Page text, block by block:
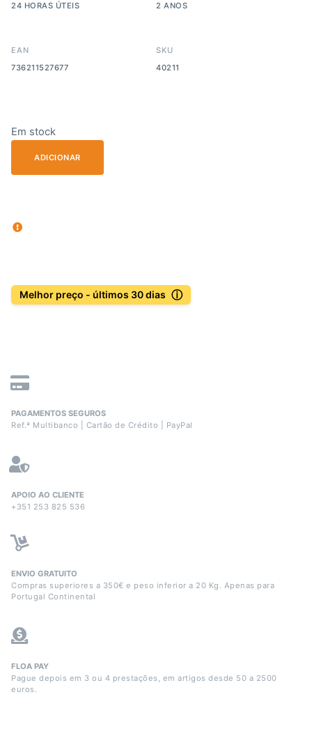
24 HORAS ÚTEIS
2 ANOS
EAN
736211527677
SKU
40211
Em stock
ADICIONAR
Melhor preço - últimos 30 dias ⓘ
PAGAMENTOS SEGUROS
Ref.ª Multibanco | Cartão de Crédito | PayPal
APOIO AO CLIENTE
+351 253 825 536
ENVIO GRATUITO
Compras superiores a 350€ e peso inferior a 20 Kg. Apenas para
Portugal Continental
FLOA PAY
Pague depois em 3 ou 4 prestações, em artigos desde 50 a 2500
euros.